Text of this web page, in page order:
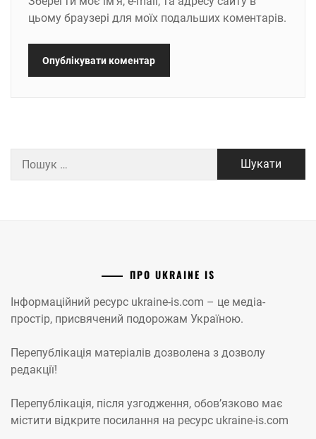
цьому браузері для моїх подальших коментарів.
ПРО UKRAINE IS
Інформаційний ресурс ukraine-is.com – це медіа-
простір, присвячений подорожам Україною.
Перепублікація матеріалів дозволена з дозволу
редакції!
Перепублікація, після узгодження, обов’язково має
містити відкрите посилання на ресурс ukraine-is.com